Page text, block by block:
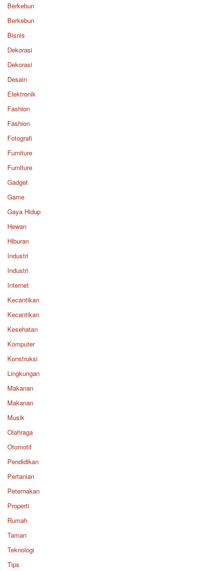
Berkebun
Berkebun
Bisnis
Dekorasi
Dekorasi
Desain
Elektronik
Fashion
Fashion
Fotografi
Furniture
Furniture
Gadget
Game
Gaya Hidup
Hewan
Hiburan
Industri
Industri
Internet
Kecantikan
Kecantikan
Kesehatan
Komputer
Konstruksi
Lingkungan
Makanan
Makanan
Musik
Olahraga
Otomotif
Pendidikan
Pertanian
Peternakan
Properti
Rumah
Taman
Teknologi
Tips